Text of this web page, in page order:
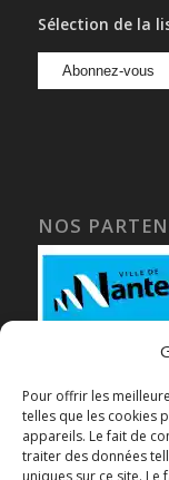
Pour offrir les
telles que les cookies
appareils. Le fait de
traiter des données
uniques sur ce site.
Sélection de la
NOS